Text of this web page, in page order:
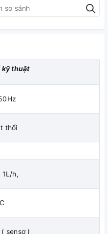
KG31A2 có ưu điểm
nước nóng có thể dùng
dụng và nhanh chóng.
kỹ thuật
thổi
1L/h,
C
sensơ )